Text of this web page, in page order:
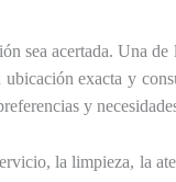
sea acertada. Una de
exacta y
y
la limpieza, la